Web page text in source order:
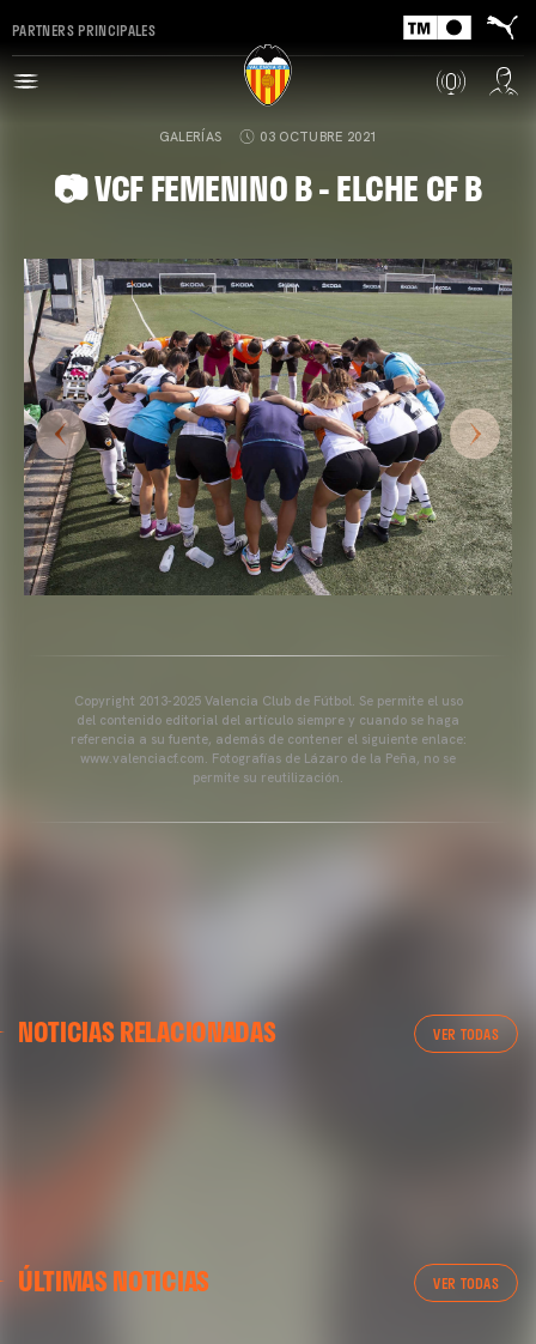
PARTNERS PRINCIPALES
GALERÍAS 03 OCTUBRE 2021
📷 VCF FEMENINO B - ELCHE CF B
Copyright 2013-2025 Valencia Club de Fútbol. Se permite el uso
del contenido editorial del artículo siempre y cuando se haga
referencia a su fuente, además de contener el siguiente enlace:
www.valenciacf.com. Fotografías de Lázaro de la Peña, no se
permite su reutilización.
NOTICIAS RELACIONADAS VER TODAS
LLEGADA A GRAN CANARIA
IMÁGENES DEL ENTRENAMIENTO DEL VALENCIA CF
1/05/2025
ÚLTIMAS NOTICIAS VER TODAS